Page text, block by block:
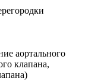
аортального
клапана,